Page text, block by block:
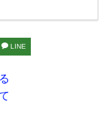
LINE